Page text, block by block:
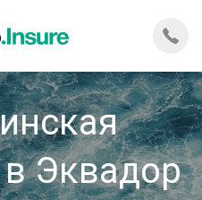
в Эквадор